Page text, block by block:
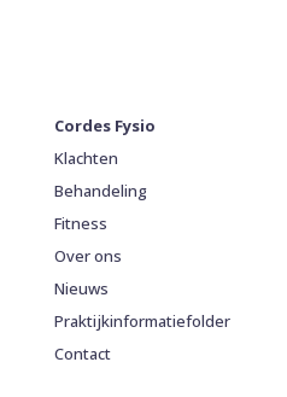
Cordes Fysio
Klachten
Behandeling
Fitness
Over ons
Nieuws
Praktijkinformatiefolder
Contact